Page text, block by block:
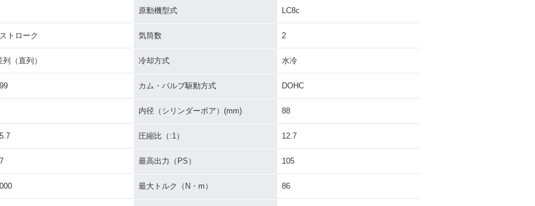
原動機型式 LC8c
トローク 気筒数 2
列（直列） 冷却方式 水冷
カム・バルブ駆動方式 DOHC
内径（シリンダーボア）(mm) 88
圧縮比（:1） 12.7
最高出力（PS） 105
最大トルク（N・m） 86